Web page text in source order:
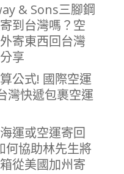
& Sons三腳鋼
到台灣嗎？空
寄東西回台灣
享
公式! 國際空運
灣快遞包裹空運
運或空運寄回
何協助林先生將
從美國加州寄